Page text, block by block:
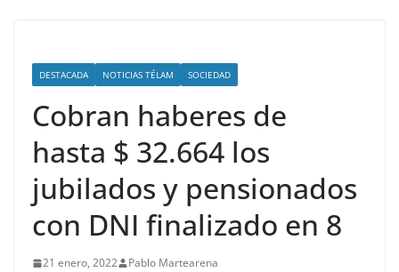
DESTACADA NOTICIAS TÉLAM SOCIEDAD
Cobran haberes de
hasta $ 32.664 los
jubilados y pensionados
con DNI finalizado en 8
21 enero, 2022 Pablo Martearena